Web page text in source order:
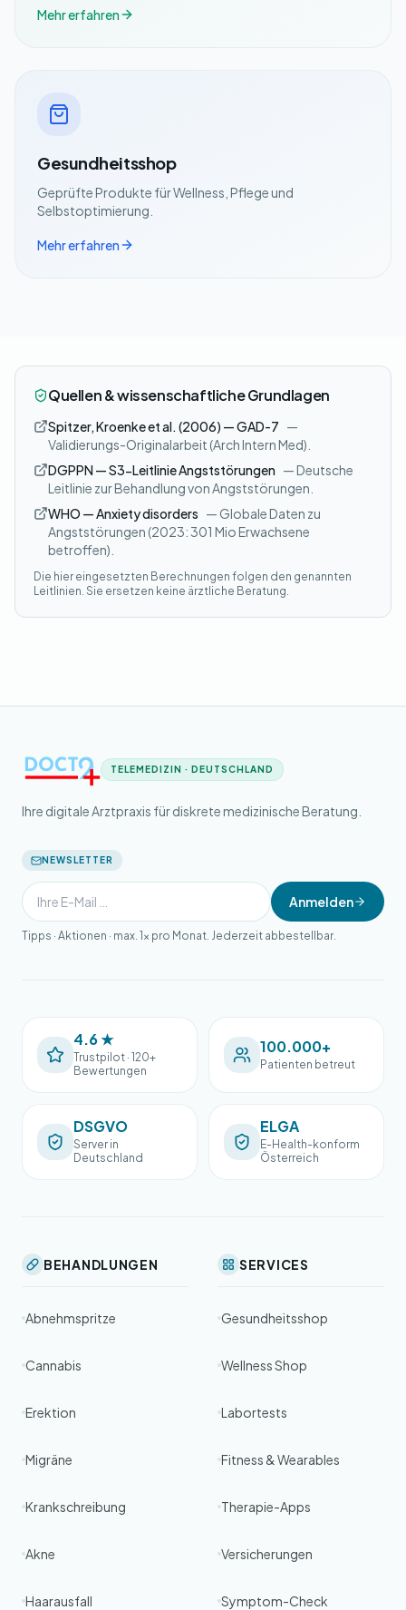
Mehr erfahren
Gesundheitsshop
Geprüfte Produkte für Wellness, Pflege und
Selbstoptimierung.
Mehr erfahren
Quellen & wissenschaftliche Grundlagen
Spitzer, Kroenke et al. (2006) — GAD-7 —
Validierungs-Originalarbeit (Arch Intern Med).
DGPPN — S3-Leitlinie Angststörungen — Deutsche
Leitlinie zur Behandlung von Angststörungen.
WHO — Anxiety disorders — Globale Daten zu
Angststörungen (2023: 301 Mio Erwachsene
betroffen).
Die hier eingesetzten Berechnungen folgen den genannten
Leitlinien. Sie ersetzen keine ärztliche Beratung.
TELEMEDIZIN · DEUTSCHLAND
Ihre digitale Arztpraxis für diskrete medizinische Beratung.
NEWSLETTER
Anmelden
Tipps · Aktionen · max. 1× pro Monat. Jederzeit abbestellbar.
4.6 ★
Trustpilot · 120+
Bewertungen
100.000+
Patienten betreut
DSGVO
Server in
Deutschland
ELGA
E-Health-konform
Österreich
BEHANDLUNGEN
Abnehmspritze
Cannabis
Erektion
Migräne
Krankschreibung
Akne
Haarausfall
SERVICES
Gesundheitsshop
Wellness Shop
Labortests
Fitness & Wearables
Therapie-Apps
Versicherungen
Symptom-Check